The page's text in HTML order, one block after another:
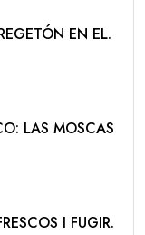
EN EL.
LAS MOSCAS
I FUGIR.